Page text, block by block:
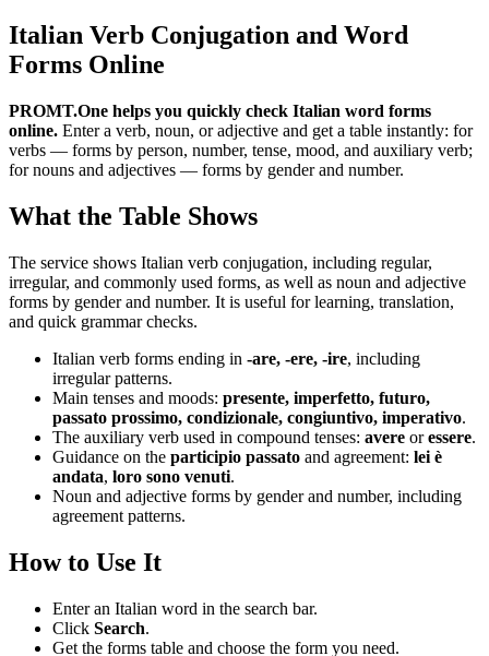
Italian Verb Conjugation and Word
Forms Online
PROMT.One helps you quickly check Italian word forms
online. Enter a verb, noun, or adjective and get a table instantly: for
verbs — forms by person, number, tense, mood, and auxiliary verb;
for nouns and adjectives — forms by gender and number.
What the Table Shows
The service shows Italian verb conjugation, including regular,
irregular, and commonly used forms, as well as noun and adjective
forms by gender and number. It is useful for learning, translation,
and quick grammar checks.
Italian verb forms ending in -are, -ere, -ire, including
irregular patterns.
Main tenses and moods: presente, imperfetto, futuro,
passato prossimo, condizionale, congiuntivo, imperativo.
The auxiliary verb used in compound tenses: avere oressere.
Guidance on the participio passato and agreement: lei è
andata, loro sono venuti.
Noun and adjective forms by gender and number, including
agreement patterns.
How to Use It
Enter an Italian word in the search bar.
Click Search.
Get the forms table and choose the form you need.